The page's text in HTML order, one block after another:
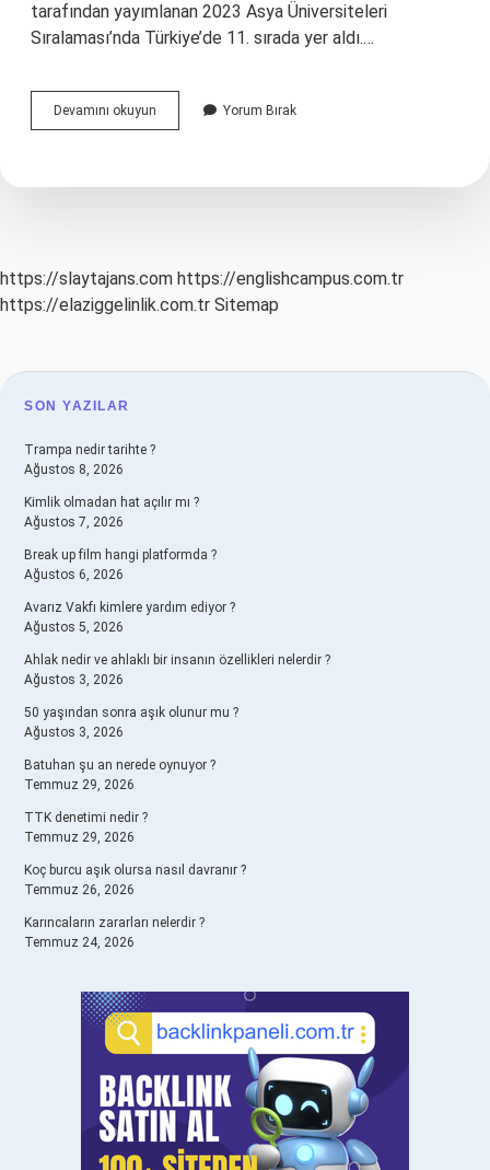
tarafından yayımlanan 2023 Asya Üniversiteleri
Sıralaması’nda Türkiye’de 11. sırada yer aldı.…
Devamını okuyun
Nerede
Yorum Bırak
https://slaytajans.com https://englishcampus.com.tr
https://elaziggelinlik.com.tr Sitemap
SIDEBAR
SON YAZILAR
Trampa nedir tarihte ?
Ağustos 8, 2026
Kimlik olmadan hat açılır mı ?
Ağustos 7, 2026
Break up film hangi platformda ?
Ağustos 6, 2026
Avarız Vakfı kimlere yardım ediyor ?
Ağustos 5, 2026
Ahlak nedir ve ahlaklı bir insanın özellikleri nelerdir ?
Ağustos 3, 2026
50 yaşından sonra aşık olunur mu ?
Ağustos 3, 2026
Batuhan şu an nerede oynuyor ?
Temmuz 29, 2026
TTK denetimi nedir ?
Temmuz 29, 2026
Koç burcu aşık olursa nasıl davranır ?
Temmuz 26, 2026
Karıncaların zararları nelerdir ?
Temmuz 24, 2026